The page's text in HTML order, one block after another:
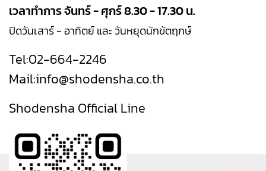
เวลาทำการ จันทร์ - ศุกร์ 8.30 - 17.30 น.
ปิดวันเสาร์ - อาทิตย์ และ วันหยุดนักขัตฤกษ์
Tel:02-664-2246
Mail:info@shodensha.co.th
Shodensha Official Line